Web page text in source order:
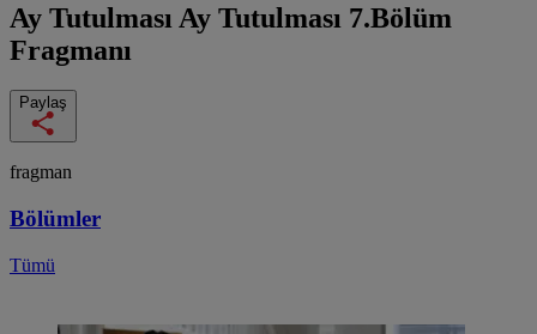
Ay Tutulması Ay Tutulması 7.Bölüm
Fragmanı
Paylaş
fragman
Bölümler
Tümü